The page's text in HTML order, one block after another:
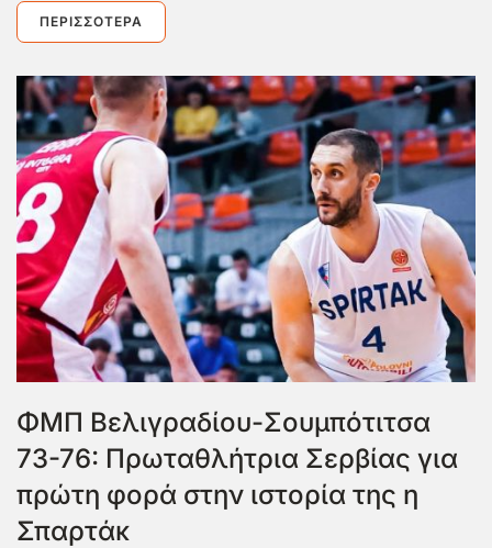
ΠΕΡΙΣΣΌΤΕΡΑ
ΦΜΠ Βελιγραδίου-Σουμπότιτσα
73-76: Πρωταθλήτρια Σερβίας για
πρώτη φορά στην ιστορία της η
Σπαρτάκ